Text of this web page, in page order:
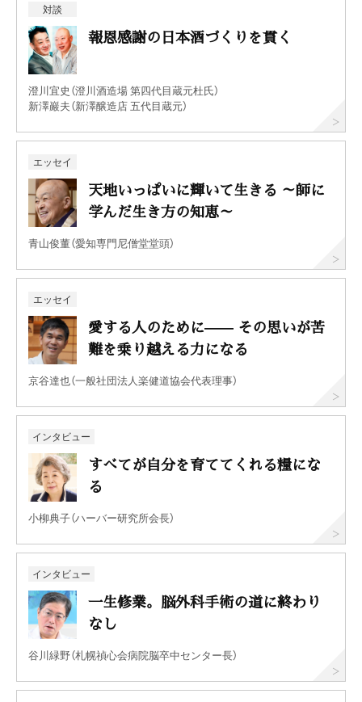
対談
報恩感謝の日本酒づくりを貫く
澄川宜史（澄川酒造場 第四代目蔵元杜氏）
新澤巖夫（新澤醸造店 五代目蔵元）
エッセイ
天地いっぱいに輝いて生きる ～師に
学んだ生き方の知恵～
青山俊董（愛知専門尼僧堂堂頭）
エッセイ
愛する人のために—— その思いが苦
難を乗り越える力になる
京谷達也（一般社団法人楽健道協会代表理事）
インタビュー
すべてが自分を育ててくれる糧にな
る
小柳典子（ハーバー研究所会長）
インタビュー
一生修業。脳外科手術の道に終わり
なし
谷川緑野（札幌禎心会病院脳卒中センター長）